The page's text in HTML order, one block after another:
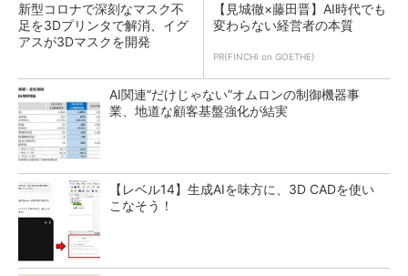
新型コロナで深刻なマスク不
足を3Dプリンタで解消、イグ
アスが3Dマスクを開発
【見城徹×藤田晋】AI時代でも
変わらない経営者の本質
PR(FINCHI on GOETHE)
AI関連“だけじゃない”オムロンの制御機器事
業、地道な顧客基盤強化が結実
【レベル14】生成AIを味方に、3D CADを使い
こなそう！